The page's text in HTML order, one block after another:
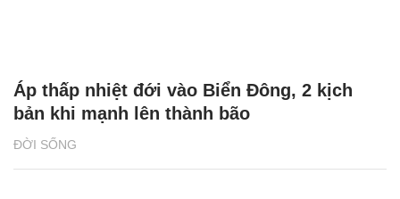
ĐỜI SỐNG
Áp thấp nhiệt đới vào Biển Đông, 2 kịch
bản khi mạnh lên thành bão